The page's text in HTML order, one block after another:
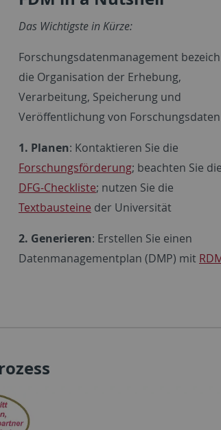
Das Wichtigste in Kürze:
Forschungsdatenmanagement
die Organisation der Erhebung,
Verarbeitung, Speicherung und
Veröffentlichung von
1. Planen: Kontaktieren Sie die
Forschungsförderung; beachten Sie
DFG-Checkliste; nutzen Sie die
Textbausteine der Universität
2. Generieren: Erstellen Sie einen
Datenmanagementplan (DMP) mit